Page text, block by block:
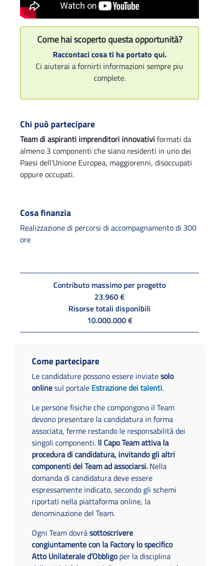
Come hai scoperto questa opportunità?
Raccontaci cosa ti ha portato qui.
Ci aiuterai a fornirti informazioni sempre piu
complete.
Chi può partecipare
Team di aspiranti imprenditori innovativi formati da
almeno 3 componenti che siano residenti in uno dei
Paesi dell’Unione Europea, maggiorenni, disoccupati
oppure occupati.
Cosa finanzia
Realizzazione di percorsi di accompagnamento di 300
ore
Contributo massimo per progetto
23.960 €
Risorse totali disponibili
10.000.000 €
Come partecipare
Le candidature possono essere inviatesolo
onlinesul portale Estrazione dei talenti.
Le persone fisiche che compongono il Team
devono presentare la candidatura in forma
associata, ferme restando le responsabilità dei
singoli componenti. Il Capo Team attiva la
procedura di candidatura, invitando gli altri
componenti del Team ad associarsi. Nella
domanda di candidatura deve essere
espressamente indicato, secondo gli schemi
riportati nella piattaforma online, la
denominazione del Team.
Ogni Team dovràsottoscrivere
congiuntamente con la Factory lo specifico
Atto Unilaterale d’Obbligoper la disciplina